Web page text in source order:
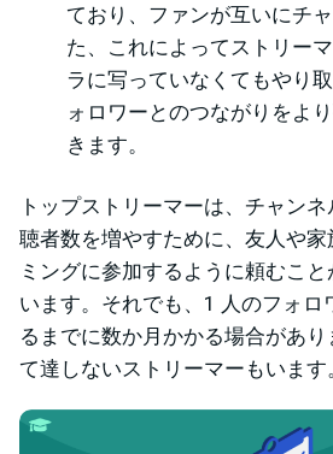
ており、ファンが互いにチ
た、これによってストリー
ラに写っていなくてもやり
ォロワーとのつながりをよ
きます。
トップストリーマーは、チャン
聴者数を増やすために、友人や
ミングに参加するように頼むこ
います。それでも、1 人のフォロ
るまでに数か月かかる場合があ
て達しないストリーマーもいます